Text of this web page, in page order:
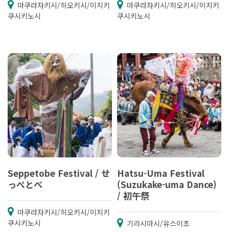
마쿠라자키시/히오키시/이치키
쿠시키노시
마쿠라자키시/히오키시/이치키
쿠시키노시
Seppetobe Festival / せ
っぺとべ
마쿠라자키시/히오키시/이치키
쿠시키노시
Hatsu-Uma Festival
(Suzukake-uma Dance)
/ 初午祭
기리시마시/유스이초